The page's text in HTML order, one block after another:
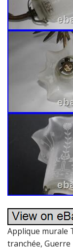
Applique murale
tranchée, Guerre